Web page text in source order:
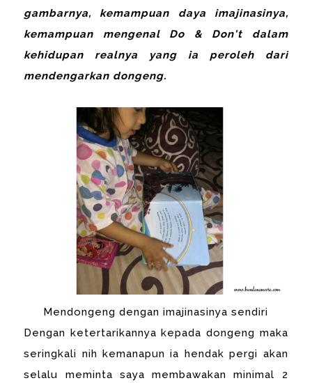
gambarnya, kemampuan daya imajinasinya,
kemampuan mengenal Do & Don't dalam
kehidupan realnya yang ia peroleh dari
mendengarkan dongeng.
Mendongeng dengan imajinasinya sendiri
Dengan ketertarikannya kepada dongeng maka
seringkali nih kemanapun ia hendak pergi akan
selalu meminta saya membawakan minimal 2